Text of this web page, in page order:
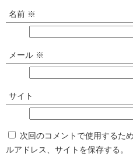
名前 ※
メール ※
サイト
次回のコメントで使用するた
ルアドレス、サイトを保存する。